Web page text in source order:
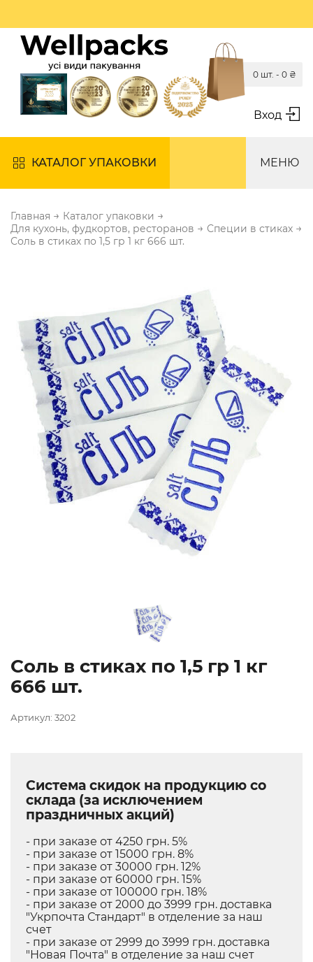
Вход
0 шт. - 0 ₴
КАТАЛОГ УПАКОВКИ МЕНЮ
Главная → Каталог упаковки →
Для кухонь, фудкортов, ресторанов → Специи в стиках →
Соль в стиках по 1,5 гр 1 кг 666 шт.
Соль в стиках по 1,5 гр 1 кг
666 шт.
Артикул: 3202
Система скидок на продукцию со
склада (за исключением
праздничных акций)
- при заказе от 4250 грн. 5%
- при заказе от 15000 грн. 8%
- при заказе от 30000 грн. 12%
- при заказе от 60000 грн. 15%
- при заказе от 100000 грн. 18%
- при заказе от 2000 до 3999 грн. доставка
"Укрпочта Стандарт" в отделение за наш
счет
- при заказе от 2999 до 3999 грн. доставка
"Новая Почта" в отделение за наш счет